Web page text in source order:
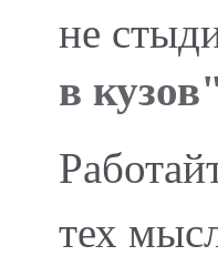
не
в
тех